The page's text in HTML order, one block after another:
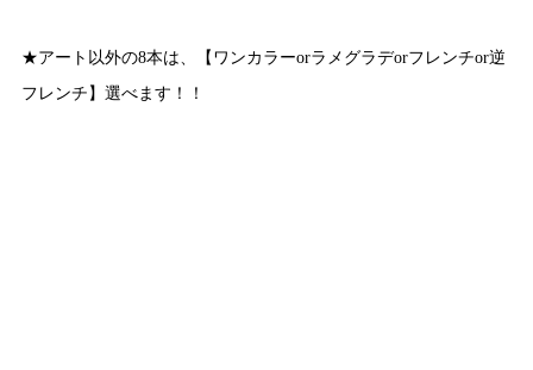
★アート以外の8本は、【ワンカラーorラメグラデorフレンチor逆
フレンチ】選べます！！